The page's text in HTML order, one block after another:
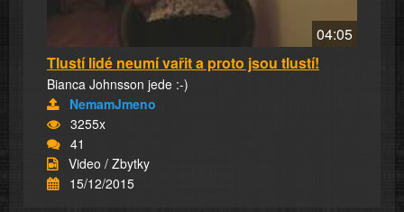
04:05
Tlustí lidé neumí vařit a proto jsou tlustí!
Bianca Johnsson jede :-)
NemamJmeno
3255x
41
Video / Zbytky
15/12/2015